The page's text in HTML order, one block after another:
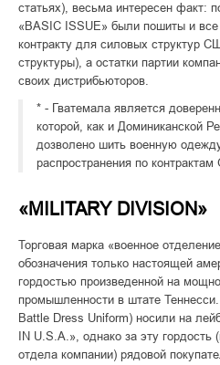
статьях), весьма интересен факт:
«BASIC ISSUE» были пошиты и
контракту для силовых структур
структуры), а остатки партии
своих дистрибьюторов.
* - Гватемала является
которой, как и Доминиканской
дозволено шить военную
распространения по контрактам
«MILITARY DIVISION»
Торговая марка «военное
обозначения только настоящей
гордостью произведенной на
промышленности в штате
Battle Dress Uniform) носили на
IN U.S.A.», однако за эту
отдела компании) рядовой